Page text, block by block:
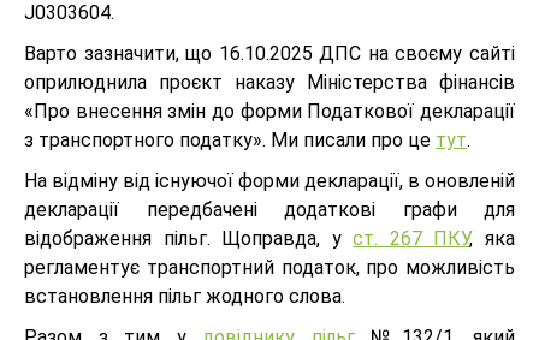
J0303604.
Варто зазначити, що 16.10.2025 ДПС на своєму сайті
оприлюднила проєкт наказу Міністерства фінансів
«Про внесення змін до форми Податкової декларації
з транспортного податку». Ми писали про це тут.
На відміну від існуючої форми декларації, в оновленій
декларації передбачені додаткові графи для
відображення пільг. Щоправда, уст. 267 ПКУ, яка
регламентує транспортний податок, про можливість
встановлення пільг жодного слова.